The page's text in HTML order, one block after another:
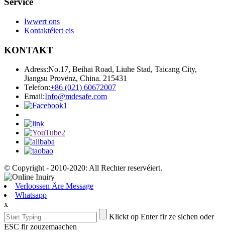
Iwwert ons
Kontaktéiert eis
KONTAKT
Adress:No.17, Beihai Road, Liuhe Stad, Taicang City,
Jiangsu Provënz, China. 215431
Telefon:+86 (021) 60672007
Email:Info@mdesafe.com
© Copyright - 2010-2020: All Rechter reservéiert.
Verloossen Äre Message
Whatsapp
x
Klickt op Enter fir ze sichen oder
ESC fir zouzemaachen